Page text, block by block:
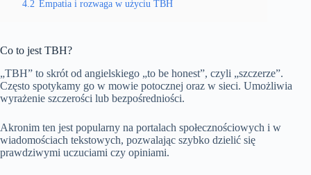
4.2 Empatia i rozwaga w użyciu TBH
Co to jest TBH?
„TBH” to skrót od angielskiego „to be honest”, czyli „szczerze”.
Często spotykamy go w mowie potocznej oraz w sieci. Umożliwia
wyrażenie szczerości lub bezpośredniości.
Akronim ten jest popularny na portalach społecznościowych i w
wiadomościach tekstowych, pozwalając szybko dzielić się
prawdziwymi uczuciami czy opiniami.